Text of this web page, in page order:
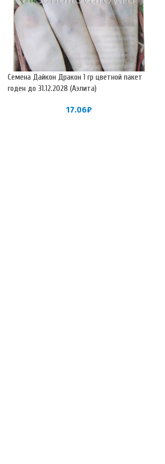
Семена Дайкон Дракон 1 гр цветной пакет
годен до 31.12.2028 (Аэлита)
17.06₽